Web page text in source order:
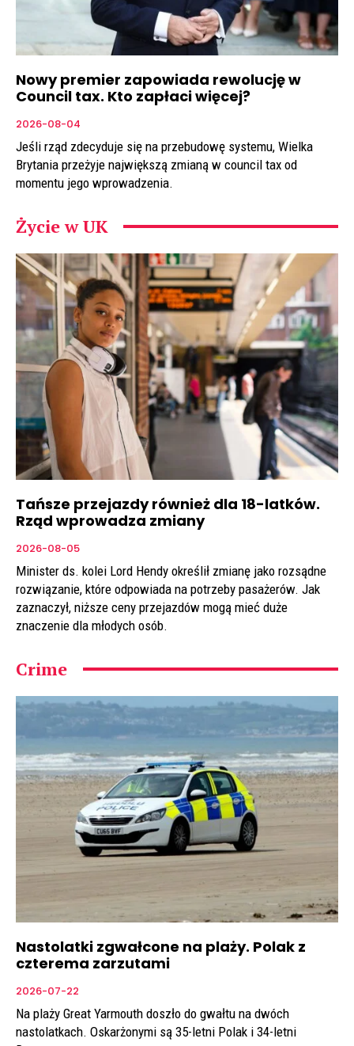
Nowy premier zapowiada rewolucję w
Council tax. Kto zapłaci więcej?
2026-08-04
Jeśli rząd zdecyduje się na przebudowę systemu, Wielka
Brytania przeżyje największą zmianą w council tax od
momentu jego wprowadzenia.
Życie w UK
Tańsze przejazdy również dla 18-latków.
Rząd wprowadza zmiany
2026-08-05
Minister ds. kolei Lord Hendy określił zmianę jako rozsądne
rozwiązanie, które odpowiada na potrzeby pasażerów. Jak
zaznaczył, niższe ceny przejazdów mogą mieć duże
znaczenie dla młodych osób.
Crime
Nastolatki zgwałcone na plaży. Polak z
czterema zarzutami
2026-07-22
Na plaży Great Yarmouth doszło do gwałtu na dwóch
nastolatkach. Oskarżonymi są 35-letni Polak i 34-letni